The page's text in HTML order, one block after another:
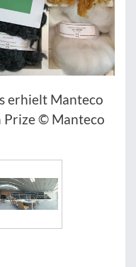
erhielt Manteco
Prize © Manteco